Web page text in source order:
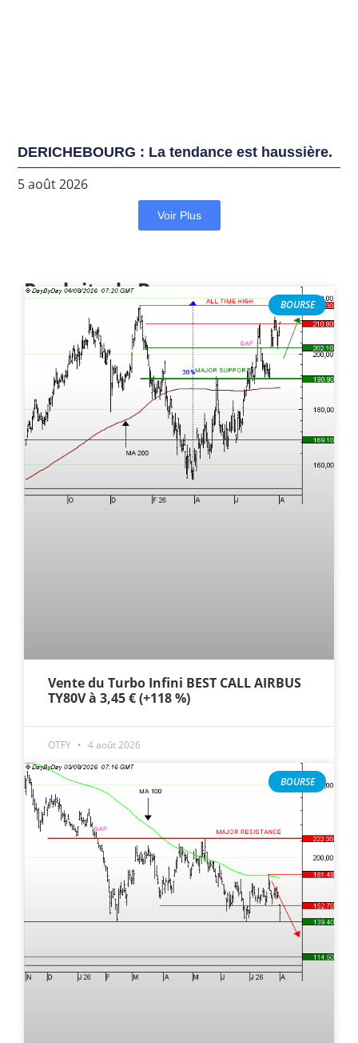
DERICHEBOURG : La tendance est haussière.
5 août 2026
Voir Plus
Produits de Bourse
BOURSE
Vente du Turbo Infini BEST CALL AIRBUS
TY80V à 3,45 € (+118 %)
OTFY 4 août 2026
BOURSE